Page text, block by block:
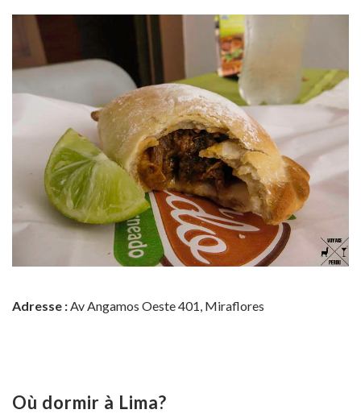
Adresse :Av Angamos Oeste 401, Miraflores
Où dormir à Lima?